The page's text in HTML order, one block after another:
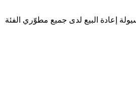
إعادة البيع لدى جميع مطوّري الفئة